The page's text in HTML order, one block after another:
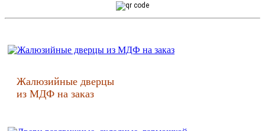
Жалюзийные дверцы
из МДФ на заказ